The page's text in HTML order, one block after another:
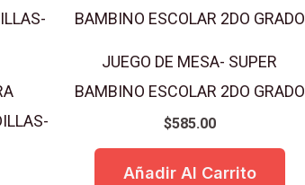
JUEGO DE MESA- SUPER
BAMBINO ESCOLAR 2DO GRADO
$585.00
Añadir Al Carrito